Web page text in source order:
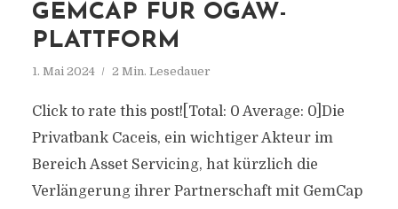
GEMCAP FÜR OGAW-
PLATTFORM
1. Mai 2024 2 Min. Lesedauer
Click to rate this post![Total: 0 Average: 0]Die
Privatbank Caceis, ein wichtiger Akteur im
Bereich Asset Servicing, hat kürzlich die
Verlängerung ihrer Partnerschaft mit GemCap